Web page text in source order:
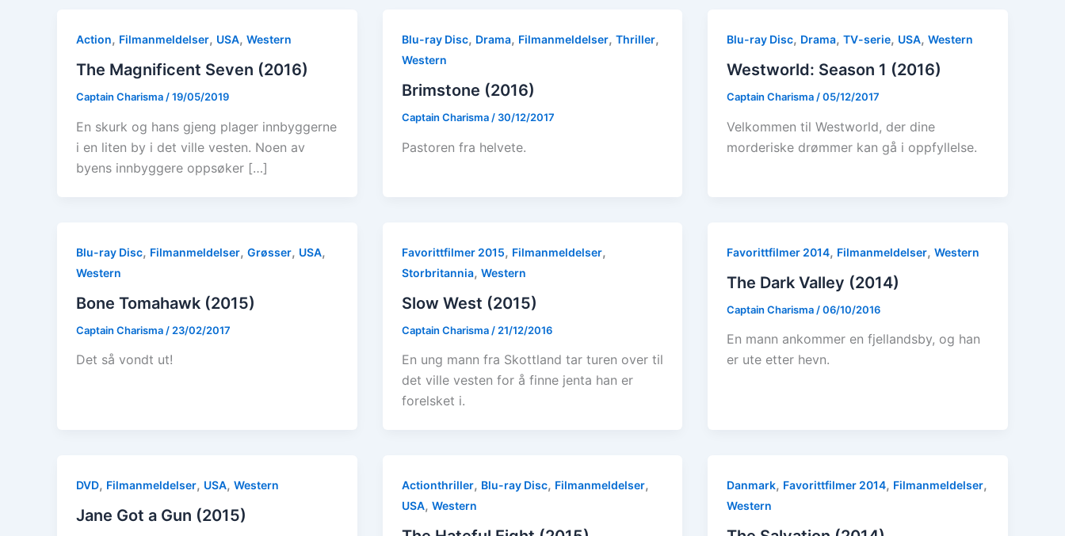
Action, Filmanmeldelser, USA, Western
The Magnificent Seven (2016)
Captain Charisma /19/05/2019
En skurk og hans gjeng plager innbyggerne
i en liten by i det ville vesten. Noen av
byens innbyggere oppsøker […]
Blu-ray Disc, Drama, Filmanmeldelser, Thriller,
Western
Brimstone (2016)
Captain Charisma / 30/12/2017
Pastoren fra helvete.
Blu-ray Disc, Drama,TV-serie, USA,Western
Westworld: Season 1 (2016)
Captain Charisma /05/12/2017
Velkommen til Westworld, der dine
morderiske drømmer kan gå i oppfyllelse.
Blu-ray Disc, Filmanmeldelser, Grøsser, USA,
Western
Bone Tomahawk (2015)
Captain Charisma / 23/02/2017
Det så vondt ut!
Favorittfilmer 2015, Filmanmeldelser,
Storbritannia, Western
Slow West (2015)
Captain Charisma / 21/12/2016
En ung mann fra Skottland tar turen over til
det ville vesten for å finne jenta han er
forelsket i.
Favorittfilmer 2014, Filmanmeldelser,Western
The Dark Valley (2014)
Captain Charisma /06/10/2016
En mann ankommer en fjellandsby, og han
er ute etter hevn.
DVD, Filmanmeldelser, USA, Western
Jane Got a Gun (2015)
Actionthriller, Blu-ray Disc, Filmanmeldelser,
USA, Western
Danmark, Favorittfilmer 2014, Filmanmeldelser,
Western